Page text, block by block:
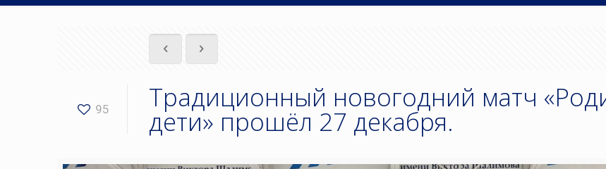
95 Традиционный новогодний матч
дети» прошёл 27 декабря.